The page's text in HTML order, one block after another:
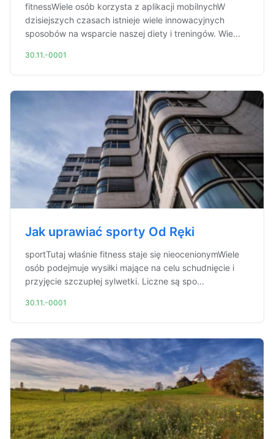
fitnessWiele osób korzysta z aplikacji mobilnychW
dzisiejszych czasach istnieje wiele innowacyjnych
sposobów na wsparcie naszej diety i treningów. Wie...
30.11.-0001
Jak uprawiać sporty Od Ręki
sportTutaj właśnie fitness staje się nieocenionymWiele
osób podejmuje wysiłki mające na celu schudnięcie i
przyjęcie szczupłej sylwetki. Liczne są spo...
30.11.-0001